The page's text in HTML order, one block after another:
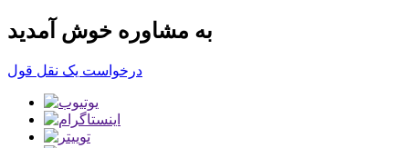
به مشاوره خوش آمدید
درخواست یک نقل قول